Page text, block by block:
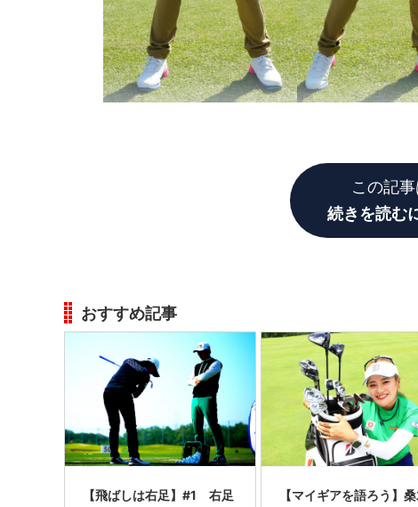
この記
続きを読む
おすすめ記事
【飛ばしは右足】#1 右足
【マイギアを語ろう】